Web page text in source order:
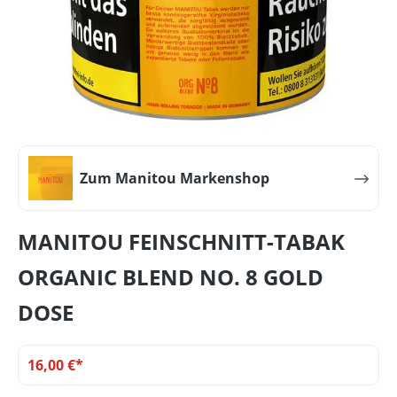
Zum Manitou Markenshop
MANITOU FEINSCHNITT-TABAK
ORGANIC BLEND NO. 8 GOLD
DOSE
16,00 €*